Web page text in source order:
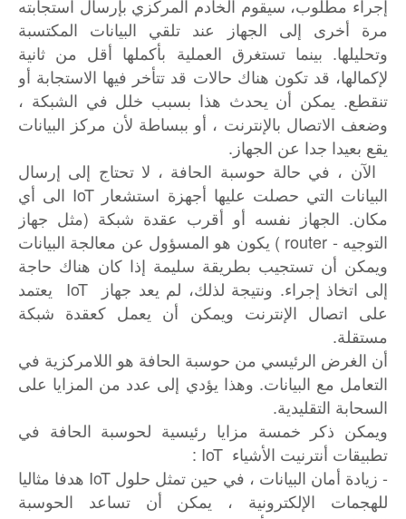
إجراء مطلوب، سيقوم الخادم المركزي بإرسال استجابته
مرة أخرى إلى الجهاز عند تلقي البيانات المكتسبة
وتحليلها. بينما تستغرق العملية بأكملها أقل من ثانية
لإكمالها، قد تكون هناك حالات قد تتأخر فيها الاستجابة أو
تنقطع. يمكن أن يحدث هذا بسبب خلل في الشبكة ،
وضعف الاتصال بالإنترنت ، أو ببساطة لأن مركز البيانات
يقع بعيدا جدا عن الجهاز.
الآن ، في حالة حوسبة الحافة ، لا تحتاج إلى إرسال
البيانات التي حصلت عليها أجهزة استشعار IoT الى أي
مكان. الجهاز نفسه أو أقرب عقدة شبكة (مثل جهاز
التوجيه - router ) يكون هو المسؤول عن معالجة البيانات
ويمكن أن تستجيب بطريقة سليمة إذا كان هناك حاجة
إلى اتخاذ إجراء. ونتيجة لذلك، لم يعد جهاز IoT يعتمد
على اتصال الإنترنت ويمكن أن يعمل كعقدة شبكة
مستقلة.
أن الغرض الرئيسي من حوسبة الحافة هو اللامركزية في
التعامل مع البيانات. وهذا يؤدي إلى عدد من المزايا على
السحابة التقليدية.
ويمكن ذكر خمسة مزايا رئيسية لحوسبة الحافة في
تطبيقات أنترنيت الأشياء IoT :
- زيادة أمان البيانات ، في حين تمثل حلول IoT هدفا مثاليا
للهجمات الإلكترونية ، يمكن أن تساعد الحوسبة